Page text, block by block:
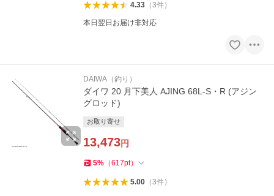
4.33（3件）
本日翌日お届け非対応
DAIWA（釣り）
ダイワ 20 月下美人 AJING 68L-S・R (アジン
グロッド)
お取り寄せ
13,473円
5% （617pt）
5.00（3件）